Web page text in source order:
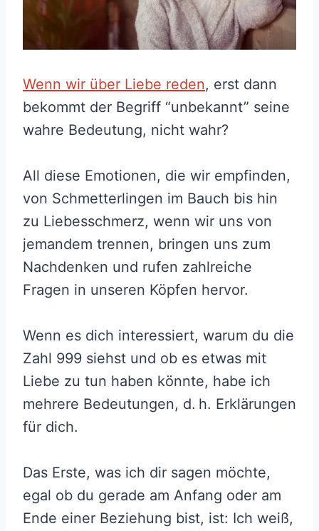
Wenn wir über Liebe reden, erst dann
bekommt der Begriff “unbekannt” seine
wahre Bedeutung, nicht wahr?
All diese Emotionen, die wir empfinden,
von Schmetterlingen im Bauch bis hin
zu Liebesschmerz, wenn wir uns von
jemandem trennen, bringen uns zum
Nachdenken und rufen zahlreiche
Fragen in unseren Köpfen hervor.
Wenn es dich interessiert, warum du die
Zahl 999 siehst und ob es etwas mit
Liebe zu tun haben könnte, habe ich
mehrere Bedeutungen, d. h. Erklärungen
für dich.
Das Erste, was ich dir sagen möchte,
egal ob du gerade am Anfang oder am
Ende einer Beziehung bist, ist: Ich weiß,